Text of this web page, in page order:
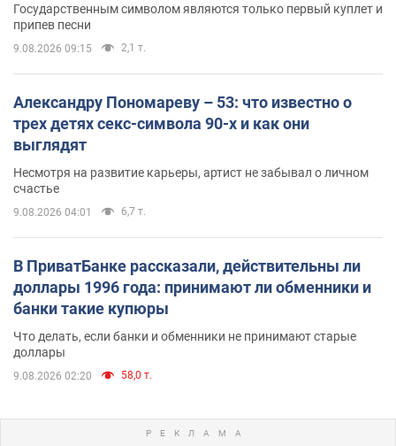
Государственным символом являются только первый куплет и
припев песни
9.08.2026 09:15 2,1 т.
Александру Пономареву – 53: что известно о
трех детях секс-символа 90-х и как они
выглядят
Несмотря на развитие карьеры, артист не забывал о личном
счастье
9.08.2026 04:01 6,7 т.
В ПриватБанке рассказали, действительны ли
доллары 1996 года: принимают ли обменники и
банки такие купюры
Что делать, если банки и обменники не принимают старые
доллары
9.08.2026 02:20 58,0 т.